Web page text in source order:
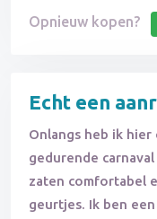
Opnieuw kopen?
Echt een
Onlangs heb ik
gedurende
zaten comfortabel
geurtjes. Ik ben